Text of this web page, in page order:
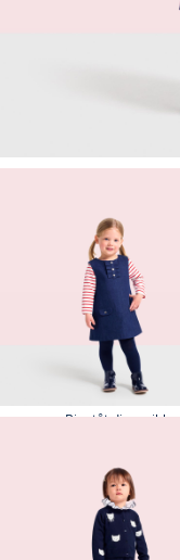
Bientôt disponible